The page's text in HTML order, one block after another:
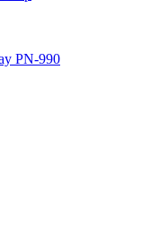
PN-990